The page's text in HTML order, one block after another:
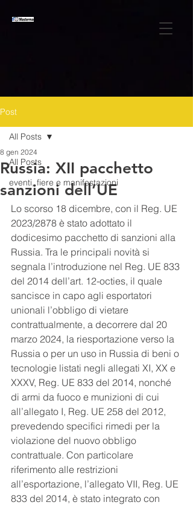
Post
All Posts
eventi, fiere e manifestazioni
All Posts
Russia: XII pacchetto
sanzioni dell’UE
8 gen 2024
Lo scorso 18 dicembre, con il Reg. UE
2023/2878 è stato adottato il
dodicesimo pacchetto di sanzioni alla
Russia. Tra le principali novità si
segnala l’introduzione nel Reg. UE 833
del 2014 dell’art. 12-octies, il quale
sancisce in capo agli esportatori
unionali l’obbligo di vietare
contrattualmente, a decorrere dal 20
marzo 2024, la riesportazione verso la
Russia o per un uso in Russia di beni o
tecnologie listati negli allegati XI, XX e
XXXV, Reg. UE 833 del 2014, nonché
di armi da fuoco e munizioni di cui
all’allegato I, Reg. UE 258 del 2012,
prevedendo specifici rimedi per la
violazione del nuovo obbligo
contrattuale. Con particolare
riferimento alle restrizioni
all’esportazione, l’allegato VII, Reg. UE
833 del 2014, è stato integrato con